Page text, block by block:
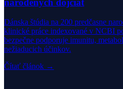
narodených dojčiat
Dánska štúdia na 200 predčasne
klinické práce indexované v NCBI
bezpečne podporuje imunitu,
nežiaducich účinkov.
Čítať článok →